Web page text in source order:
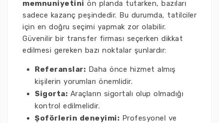
memnuniyetini ön planda tutarken, bazıları
sadece kazanç peşindedir. Bu durumda, tatilciler
için en doğru seçimi yapmak zor olabilir.
Güvenilir bir transfer firması seçerken dikkat
edilmesi gereken bazı noktalar şunlardır:
Referanslar: Daha önce hizmet almış
kişilerin yorumları önemlidir.
Sigorta: Araçların sigortalı olup olmadığı
kontrol edilmelidir.
Şoförlerin deneyimi: Profesyonel ve